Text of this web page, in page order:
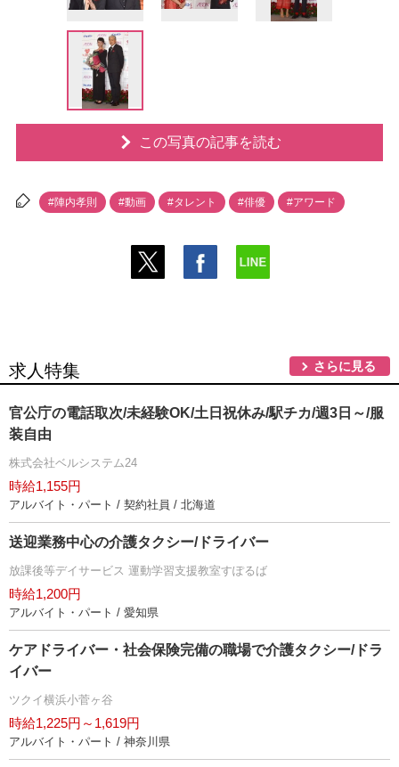
この写真の記事を読む
#陣内孝則 #動画 #タレント #俳優 #アワード
求人特集 さらに見る
官公庁の電話取次/未経験OK/土日祝休み/駅チカ/週3日～/服
装自由
株式会社ベルシステム24
時給1,155円
アルバイト・パート / 契約社員 / 北海道
送迎業務中心の介護タクシー/ドライバー
放課後等デイサービス 運動学習支援教室すぽるば
時給1,200円
アルバイト・パート / 愛知県
ケアドライバー・社会保険完備の職場で介護タクシー/ドラ
イバー
ツクイ横浜小菅ヶ谷
時給1,225円～1,619円
アルバイト・パート / 神奈川県